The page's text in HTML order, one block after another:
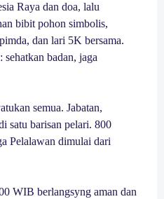
Raya dan doa, lalu
bibit pohon simbolis,
dan lari 5K bersama.
badan, jaga
semua. Jabatan,
satu barisan pelari. 800
Pelalawan dimulai dari
WIB berlangsyng aman dan